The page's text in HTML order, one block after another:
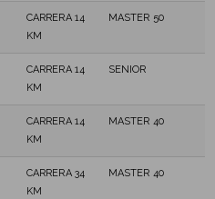
CARRERA 14
KM
MASTER 50
CARRERA 14
KM
SENIOR
CARRERA 14
KM
MASTER 40
CARRERA 34
KM
MASTER 40